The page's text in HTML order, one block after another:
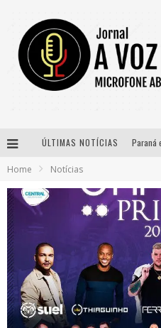
ÚLTIMAS NOTÍCIAS
Home Notícias